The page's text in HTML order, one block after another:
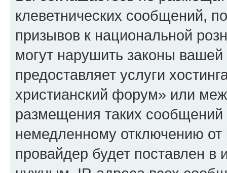
клеветнических сообщений,
призывов к национальной
могут нарушить законы
предоставляет услуги
христианский форум» или
размещения таких
немедленному отключению
провайдер будет поставлен в